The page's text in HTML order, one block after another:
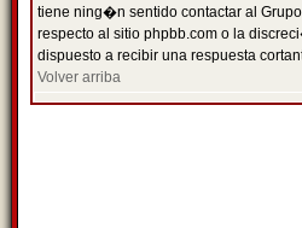
tiene ning�n sentido contactar al
respecto al sitio phpbb.com o la
dispuesto a recibir una respuesta
Volver arriba